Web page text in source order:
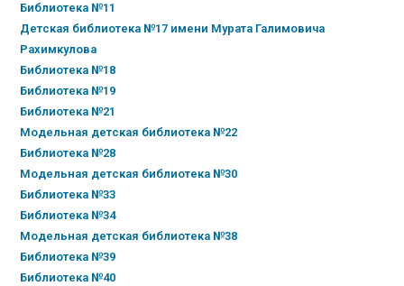
Библиотека №11
Детская библиотека №17 имени Мурата Галимовича
Рахимкулова
Библиотека №18
Библиотека №19
Библиотека №21
Модельная детская библиотека №22
Библиотека №28
Модельная детская библиотека №30
Библиотека №33
Библиотека №34
Модельная детская библиотека №38
Библиотека №39
Библиотека №40